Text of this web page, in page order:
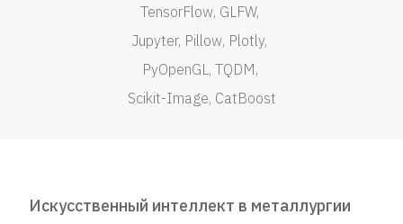
TensorFlow GLFW
Jupyter Pillow Plotly
PyOpenGL TQDM
Scikit-Image CatBoost
Искусственный интеллект в металлургии